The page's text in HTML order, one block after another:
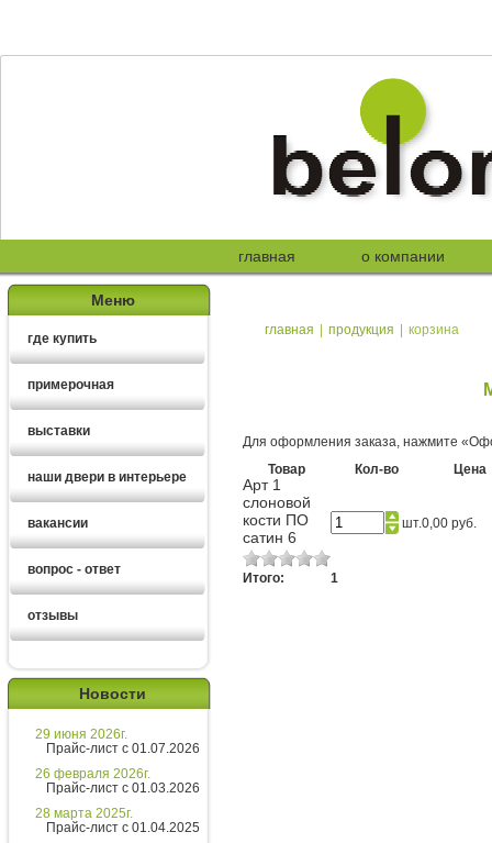
главная о компании
Меню
где купить
примерочная
выставки
наши двери в интерьере
вакансии
вопрос - ответ
отзывы
Новости
29 июня 2026г.
Прайс-лист с 01.07.2026
26 февраля 2026г.
Прайс-лист с 01.03.2026
28 марта 2025г.
Прайс-лист с 01.04.2025
главная | продукция | корзина
Для оформления заказа, нажмите
Товар
Кол-во Цена
Арт 1
слоновой
кости ПО
сатин 6
шт.0,00 руб.
Итого: 1
Алексей
Здравствуйте!
Хотите получить расчет
стоимости за 5 минут?
Напишите мне и я все расскажу
подробно!